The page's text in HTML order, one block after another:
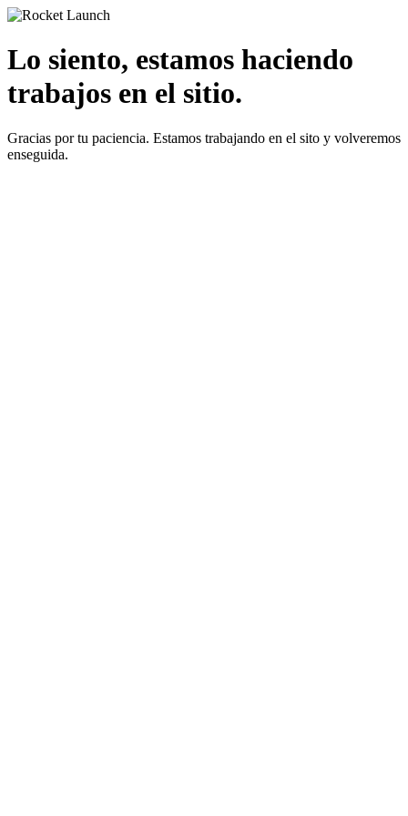
Lo siento, estamos haciendo
trabajos en el sitio.
Gracias por tu paciencia. Estamos trabajando en el sito y volveremos
enseguida.